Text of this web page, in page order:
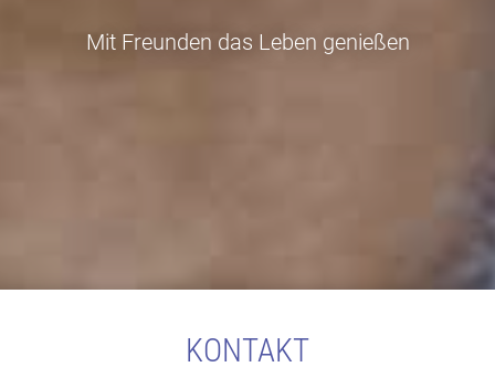
Mit Freunden das Leben genießen
KONTAKT